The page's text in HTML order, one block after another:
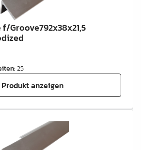
Groove792x38x21,5
:25
Produkt anzeigen